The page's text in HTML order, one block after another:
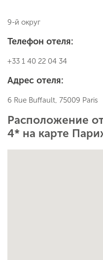
9-й округ
Телефон отеля:
+33 1 40 22 04 34
Адрес отеля:
6 Rue Buffault, 75009 Paris
Расположение
4* на карте